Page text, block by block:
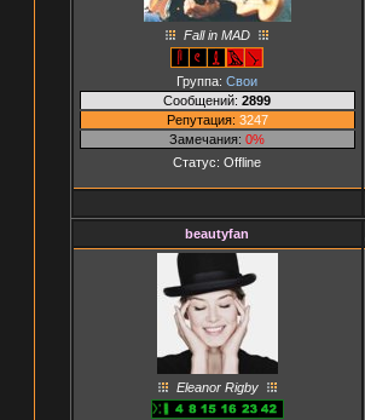
Fall in MAD
Группа: Свои
Сообщений: 2899
Репутация: 3247
Замечания: 0%
Статус: Offline
beautyfan
Eleanor Rigby